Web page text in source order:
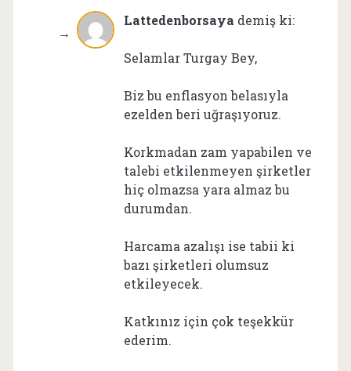
Lattedenborsaya demiş ki:
Selamlar Turgay Bey,
Biz bu enflasyon belasıyla
ezelden beri uğraşıyoruz.
Korkmadan zam yapabilen ve
talebi etkilenmeyen şirketler
hiç olmazsa yara almaz bu
durumdan.
Harcama azalışı ise tabii ki
bazı şirketleri olumsuz
etkileyecek.
Katkınız için çok teşekkür
ederim.